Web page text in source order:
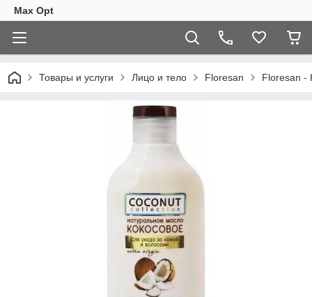
Max Opt
Товары и услуги Лицо и тело Floresan Floresan -